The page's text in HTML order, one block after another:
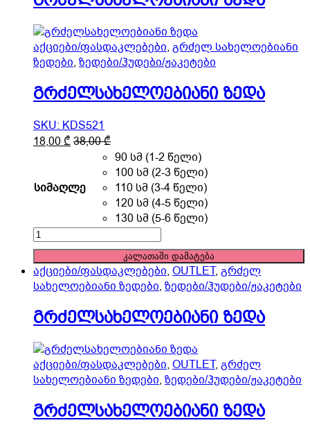
product
აქციები/ფასდაკლებები, გრძელ სახელოებიანი
ზედები, ზედები/ჰუდები/ჟაკეტები
გრძელსახელოებიანი ზედა
SKU: KDS521
18,00₾38,00₾This
product
has
multiple
variants.
The
options
may
be
chosen
on
the
product
სიმაღლე
90 სმ (1-2 წელი)
100 სმ (2-3 წელი)
110 სმ (3-4 წელი)
120 სმ (4-5 წელი)
130 სმ (5-6 წელი)
გრძელსახელოებიანი
ზედა
quantity
კალათაში დამატება
აქციები/ფასდაკლებები, OUTLET, გრძელ
სახელოებიანი ზედები, ზედები/ჰუდები/ჟაკეტები
გრძელსახელოებიანი ზედა
აქციები/ფასდაკლებები, OUTLET, გრძელ
სახელოებიანი ზედები, ზედები/ჰუდები/ჟაკეტები
გრძელსახელოებიანი ზედა